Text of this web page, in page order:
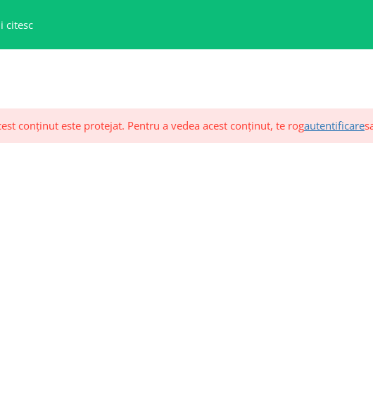
citesc
conținut este protejat. Pentru a vedea acest conținut, te rogautentificare